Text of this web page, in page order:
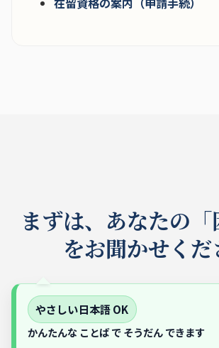
まずは、あなたの「
をお聞かせくだ
やさしい日本語 OK
かんたんな ことば で そうだん できます